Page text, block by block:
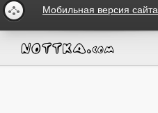
Мобильная версия сайта